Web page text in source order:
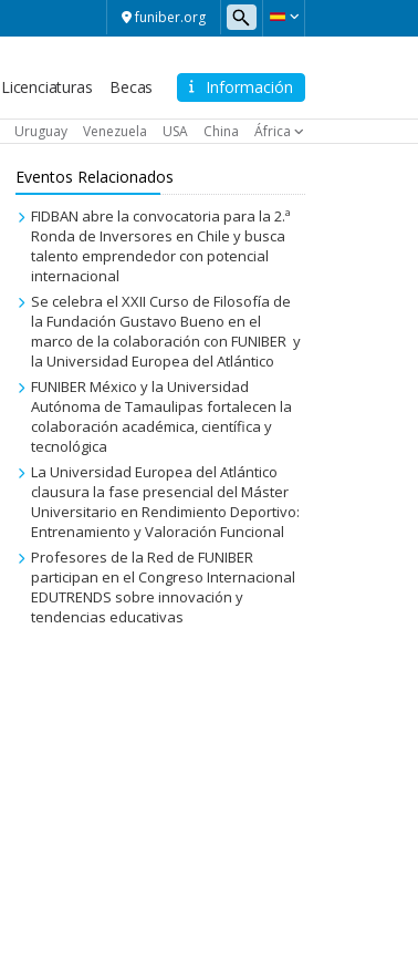
funiber.org
Información
Licenciaturas Becas
Uruguay Venezuela USA China África
Eventos Relacionados
FIDBAN abre la convocatoria para la 2.ª
Ronda de Inversores en Chile y busca
talento emprendedor con potencial
internacional
Se celebra el XXII Curso de Filosofía de
la Fundación Gustavo Bueno en el
marco de la colaboración con FUNIBER y
la Universidad Europea del Atlántico
FUNIBER México y la Universidad
Autónoma de Tamaulipas fortalecen la
colaboración académica, científica y
tecnológica
La Universidad Europea del Atlántico
clausura la fase presencial del Máster
Universitario en Rendimiento Deportivo:
Entrenamiento y Valoración Funcional
Profesores de la Red de FUNIBER
participan en el Congreso Internacional
EDUTRENDS sobre innovación y
tendencias educativas